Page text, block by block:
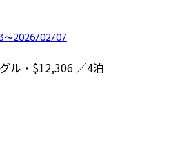
～2026/02/07
ル・$12,306 ／4泊